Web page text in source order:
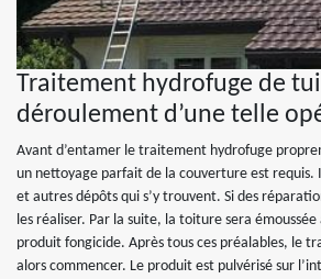
Traitement hydrofuge de
déroulement d’une telle
Avant d’entamer le traitement hydrofuge
un nettoyage parfait de la couverture est requis.
et autres dépôts qui s’y trouvent. Si des
les réaliser. Par la suite, la toiture sera
produit fongicide. Après tous ces préalables, le
alors commencer. Le produit est pulvérisé sur